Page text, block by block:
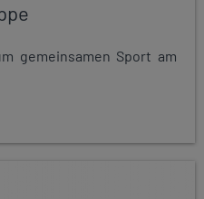
gemeinsamen Sport am